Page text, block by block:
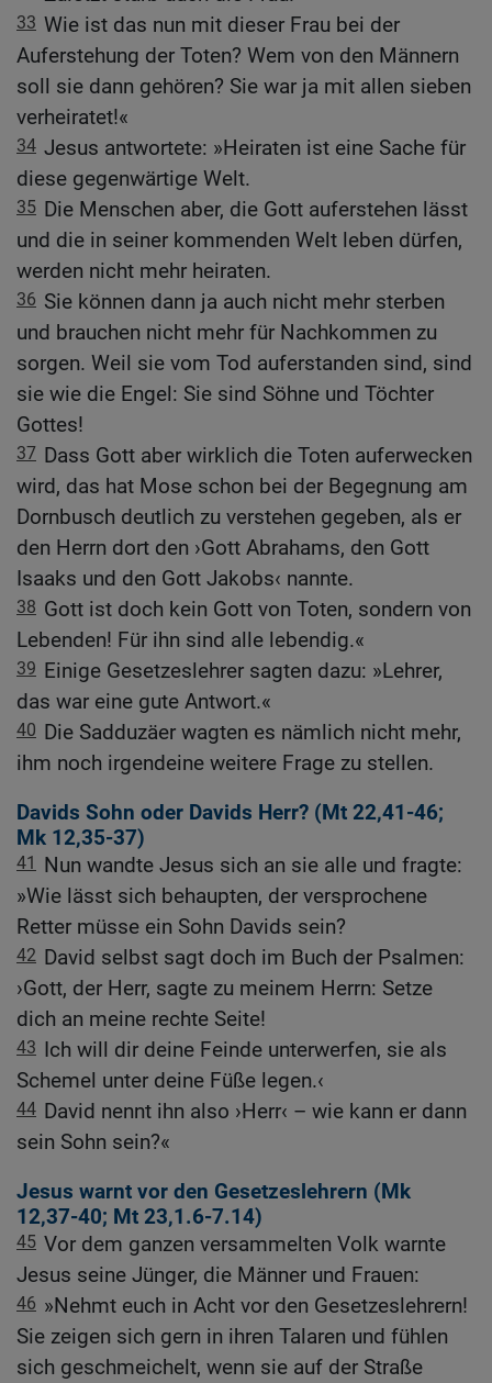
33 Wie ist das nun mit dieser Frau bei der
Auferstehung der Toten? Wem von den Männern
soll sie dann gehören? Sie war ja mit allen sieben
verheiratet!«
34 Jesus antwortete: »Heiraten ist eine Sache für
diese gegenwärtige Welt.
35 Die Menschen aber, die Gott auferstehen lässt
und die in seiner kommenden Welt leben dürfen,
werden nicht mehr heiraten.
36 Sie können dann ja auch nicht mehr sterben
und brauchen nicht mehr für Nachkommen zu
sorgen. Weil sie vom Tod auferstanden sind, sind
sie wie die Engel: Sie sind Söhne und Töchter
Gottes!
37 Dass Gott aber wirklich die Toten auferwecken
wird, das hat Mose schon bei der Begegnung am
Dornbusch deutlich zu verstehen gegeben, als er
den Herrn dort den ›Gott Abrahams, den Gott
Isaaks und den Gott Jakobs‹ nannte.
38 Gott ist doch kein Gott von Toten, sondern von
Lebenden! Für ihn sind alle lebendig.«
39 Einige Gesetzeslehrer sagten dazu: »Lehrer,
das war eine gute Antwort.«
40 Die Sadduzäer wagten es nämlich nicht mehr,
ihm noch irgendeine weitere Frage zu stellen.
Davids Sohn oder Davids Herr? (Mt 22,41-46;
Mk 12,35-37)
41 Nun wandte Jesus sich an sie alle und fragte:
»Wie lässt sich behaupten, der versprochene
Retter müsse ein Sohn Davids sein?
42 David selbst sagt doch im Buch der Psalmen:
›Gott, der Herr, sagte zu meinem Herrn: Setze
dich an meine rechte Seite!
43 Ich will dir deine Feinde unterwerfen, sie als
Schemel unter deine Füße legen.‹
44 David nennt ihn also ›Herr‹ – wie kann er dann
sein Sohn sein?«
Jesus warnt vor den Gesetzeslehrern (Mk
12,37-40; Mt 23,1.6-7.14)
45 Vor dem ganzen versammelten Volk warnte
Jesus seine Jünger, die Männer und Frauen:
46 »Nehmt euch in Acht vor den Gesetzeslehrern!
Sie zeigen sich gern in ihren Talaren und fühlen
sich geschmeichelt, wenn sie auf der Straße